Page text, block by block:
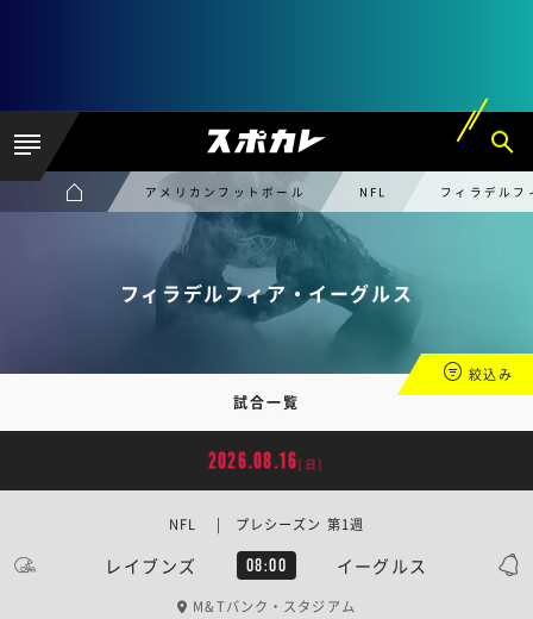
アメリカンフットボール NFL フィラデルフ
フィラデルフィア・イーグルス
試合一覧
絞込み
2026.08.16[日]
レイブンズ 08:00 イーグルス
NFL | プレシーズン 第1週
M&Tバンク・スタジアム